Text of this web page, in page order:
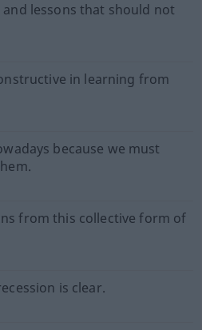
lessons that should not
in learning from
because we must
from this collective form of
is clear.